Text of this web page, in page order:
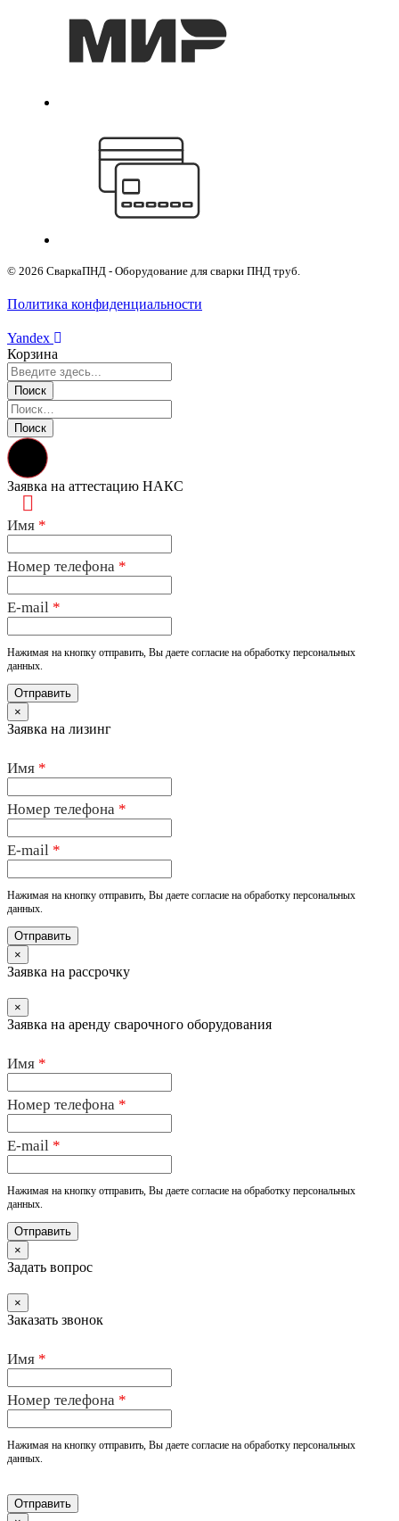
© 2026 СваркаПНД - Оборудование для сварки ПНД труб.
Политика конфиденциальности
Yandex
Корзина
Заявка на аттестацию НАКС
Имя *
Номер телефона *
E-mail *
Нажимая на кнопку отправить, Вы даете согласие на обработку персональных
данных.
×
Заявка на лизинг
Имя *
Номер телефона *
E-mail *
Нажимая на кнопку отправить, Вы даете согласие на обработку персональных
данных.
×
Заявка на рассрочку
×
Заявка на аренду сварочного оборудования
Имя *
Номер телефона *
E-mail *
Нажимая на кнопку отправить, Вы даете согласие на обработку персональных
данных.
×
Задать вопрос
×
Заказать звонок
Имя *
Номер телефона *
Нажимая на кнопку отправить, Вы даете согласие на обработку персональных
данных.